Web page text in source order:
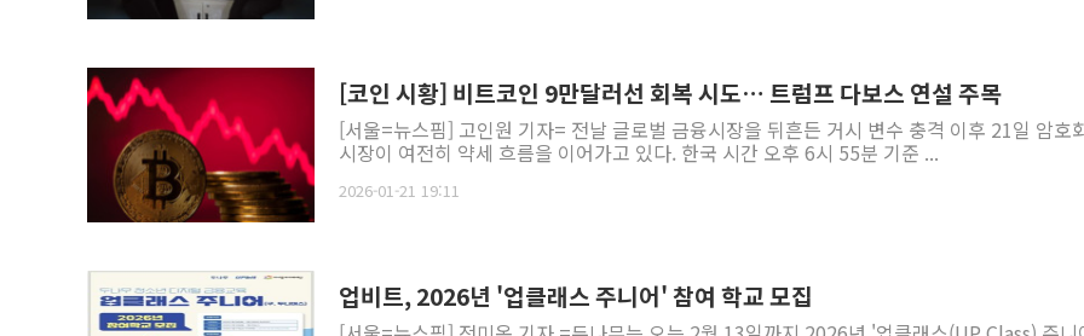
[코인 시황] 비트코인 9만달러선 회복 시도… 트럼프 다보스 연설 주목
[서울=뉴스핌] 고인원 기자= 전날 글로벌 금융시장을 뒤흔든 거시 변수 충격 이후 21일 암호
시장이 여전히 약세 흐름을 이어가고 있다. 한국 시간 오후 6시 55분 기준 ...
2026-01-21 19:11
업비트, 2026년 '업클래스 주니어' 참여 학교 모집